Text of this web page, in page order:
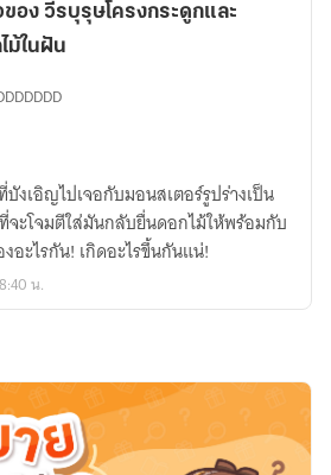
ของ วีรบุรุษโครงกระดูกและ
ม้ในฝัน
งเอิญไปเจอกับมอนสเตอร์รูปร่างเป็น
จะโจมตีใส่มันกลับยื่นดอกไม้ให้พร้อมกับ
อะไรกัน! เกิดอะไรขึ้นกันแน่!
น.